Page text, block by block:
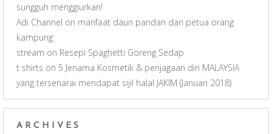
sungguh menggiurkan!
Adi Channel on manfaat daun pandan dari petua orang
kampung
stream on Resepi Spaghetti Goreng Sedap
t shirts on 5 Jenama Kosmetik & penjagaan diri MALAYSIA
yang tersenarai mendapat sijil halal JAKIM (Januari 2018)
ARCHIVES